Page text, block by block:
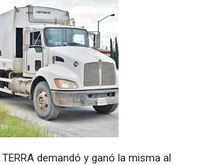
demandó y ganó la misma al